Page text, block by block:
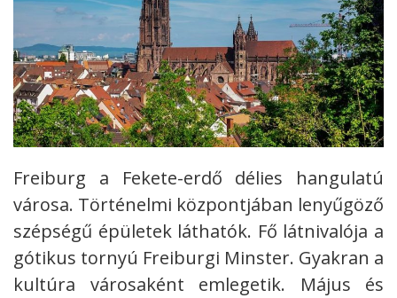
Freiburg a Fekete-erdő délies hangulatú
városa. Történelmi központjában lenyűgöző
szépségű épületek láthatók. Fő látnivalója a
gótikus tornyú Freiburgi Minster. Gyakran a
kultúra városaként emlegetik. Május és